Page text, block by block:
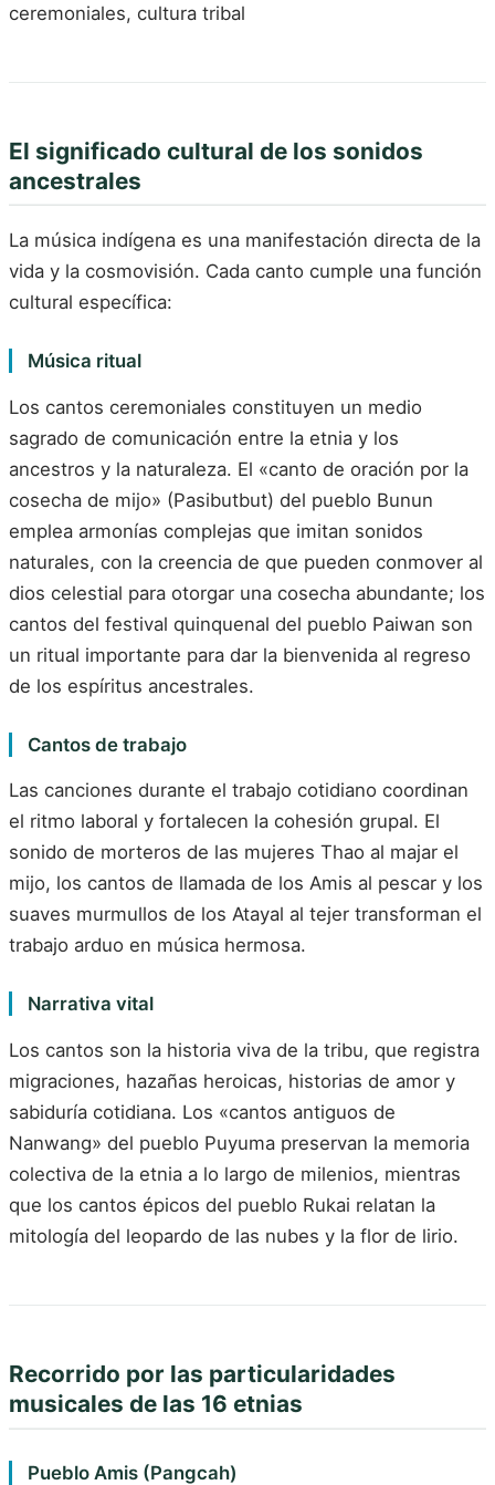
ceremoniales, cultura tribal
El significado cultural de los sonidos
ancestrales
La música indígena es una manifestación directa de la
vida y la cosmovisión. Cada canto cumple una función
cultural específica:
Música ritual
Los cantos ceremoniales constituyen un medio
sagrado de comunicación entre la etnia y los
ancestros y la naturaleza. El «canto de oración por la
cosecha de mijo» (Pasibutbut) del pueblo Bunun
emplea armonías complejas que imitan sonidos
naturales, con la creencia de que pueden conmover al
dios celestial para otorgar una cosecha abundante; los
cantos del festival quinquenal del pueblo Paiwan son
un ritual importante para dar la bienvenida al regreso
de los espíritus ancestrales.
Cantos de trabajo
Las canciones durante el trabajo cotidiano coordinan
el ritmo laboral y fortalecen la cohesión grupal. El
sonido de morteros de las mujeres Thao al majar el
mijo, los cantos de llamada de los Amis al pescar y los
suaves murmullos de los Atayal al tejer transforman el
trabajo arduo en música hermosa.
Narrativa vital
Los cantos son la historia viva de la tribu, que registra
migraciones, hazañas heroicas, historias de amor y
sabiduría cotidiana. Los «cantos antiguos de
Nanwang» del pueblo Puyuma preservan la memoria
colectiva de la etnia a lo largo de milenios, mientras
que los cantos épicos del pueblo Rukai relatan la
mitología del leopardo de las nubes y la flor de lirio.
Recorrido por las particularidades
musicales de las 16 etnias
Pueblo Amis (Pangcah)